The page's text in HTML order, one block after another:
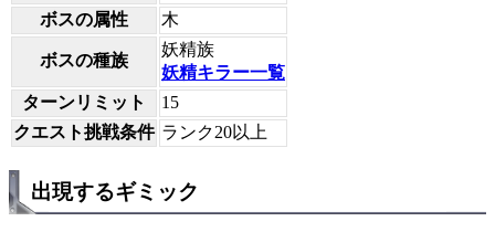
ボスの属性
木
ボスの種族
妖精族
妖精キラー一覧
ターンリミット
15
クエスト挑戦条件 ランク20以上
出現するギミック